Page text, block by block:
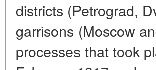
districts (Petrograd,
garrisons (Moscow
processes that took